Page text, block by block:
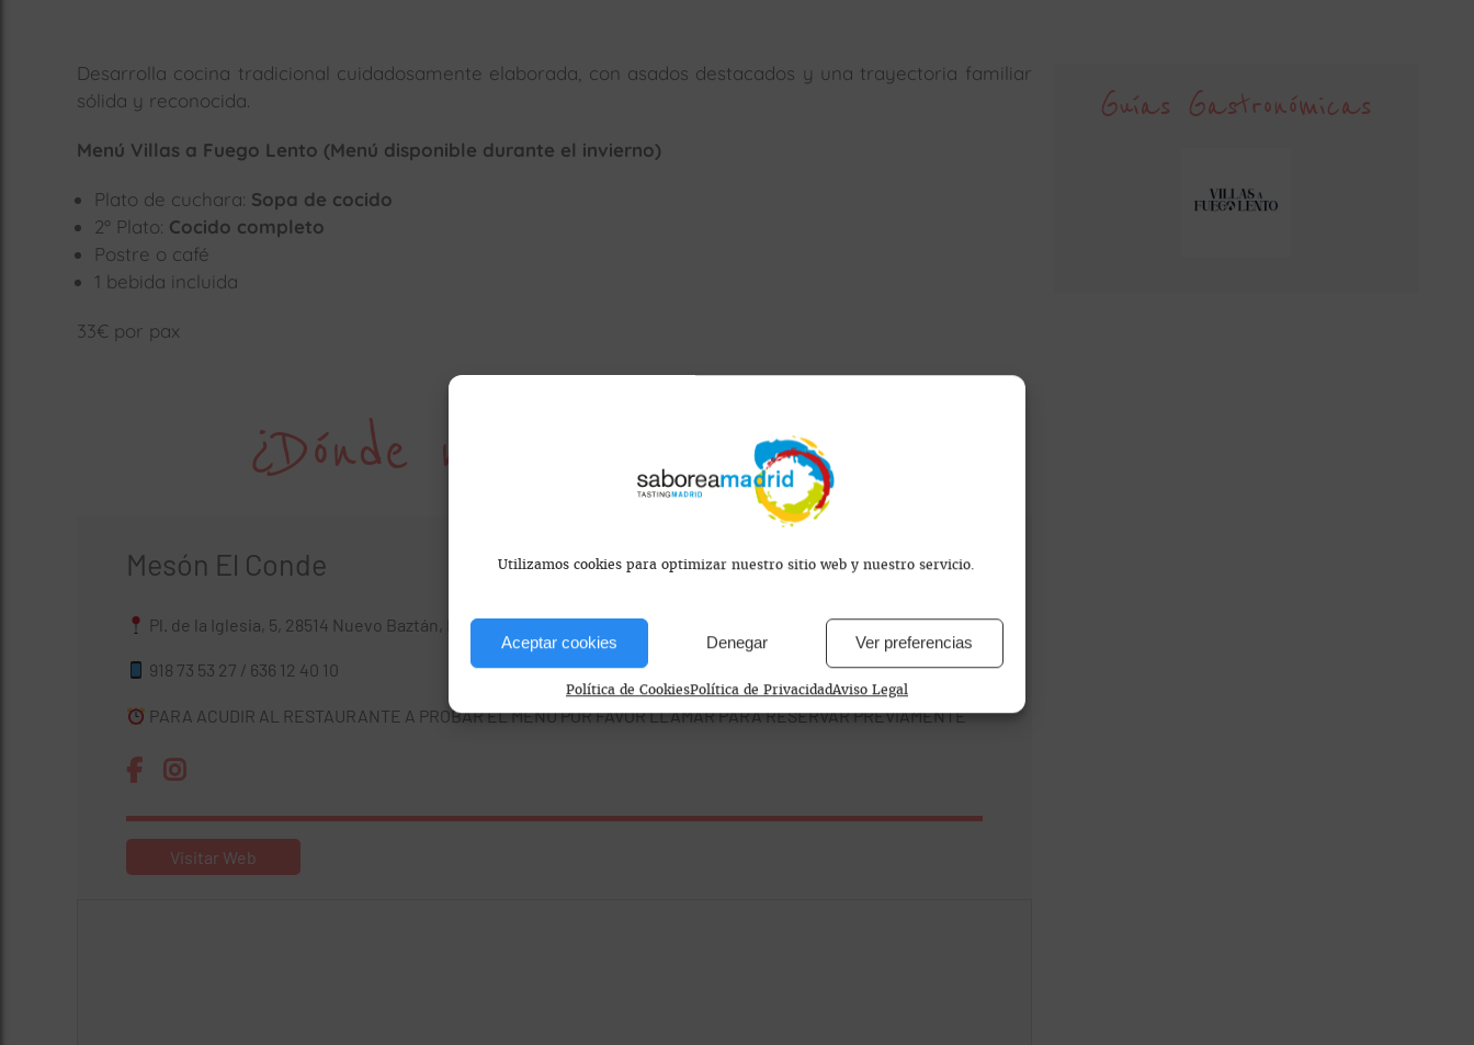
Utilizamos cookies para optimizar nuestro sitio web y nuestro servicio.
Aceptar cookies Denegar Ver preferencias
Política de CookiesPolítica de PrivacidadAviso Legal
Desarrolla cocina tradicional cuidadosamente elaborada, con asados destacados y una trayectoria familiar
sólida y reconocida.
Menú Villas a Fuego Lento (Menú disponible durante el invierno)
Plato de cuchara: Sopa de cocido
2º Plato: Cocido completo
Postre o café
1 bebida incluida
33€ por pax
¿Dónde nos encontramos?
Mesón El Conde
Pl. de la Iglesia, 5, 28514 Nuevo Baztán, Madrid, España
918 73 53 27 / 636 12 40 10
PARA ACUDIR AL RESTAURANTE A PROBAR EL MENÚ POR FAVOR LLAMAR PARA RESERVAR PREVIAMENTE
Visitar Web
Guías Gastronómicas